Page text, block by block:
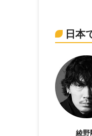
日本
綾野